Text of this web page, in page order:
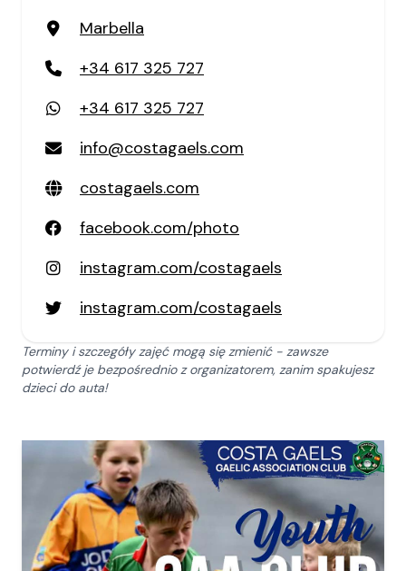
Marbella
+34 617 325 727
+34 617 325 727
info@costagaels.com
costagaels.com
facebook.com/photo
instagram.com/costagaels
instagram.com/costagaels
Terminy i szczegóły zajęć mogą się zmienić - zawsze
potwierdź je bezpośrednio z organizatorem, zanim spakujesz
dzieci do auta!